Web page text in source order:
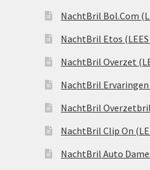
NachtBril Bol.Com
NachtBril Etos (LEES
NachtBril Overzet
NachtBril Ervaringen
NachtBril Overzetbril
NachtBril Clip On
NachtBril Auto